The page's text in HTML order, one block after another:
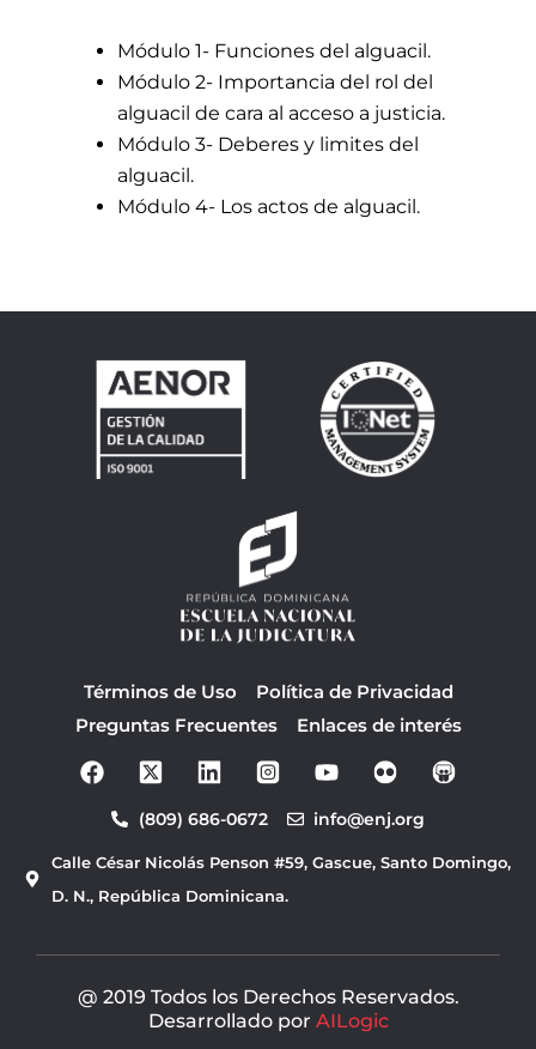
Módulo 1- Funciones del alguacil.
Módulo 2- Importancia del rol del
alguacil de cara al acceso a justicia.
Módulo 3- Deberes y limites del
alguacil.
Módulo 4- Los actos de alguacil.
Términos de Uso
Política de Privacidad
Preguntas Frecuentes
Enlaces de interés
F
a
b
o
o
o
t
b
(809) 686-0672 info@enj.org
Calle César Nicolás Penson #59, Gascue, Santo Domingo,
D. N., República Dominicana.
@ 2019 Todos los Derechos Reservados.
Desarrollado por AILogic